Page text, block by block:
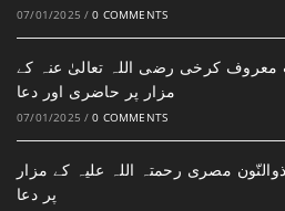
07/01/2025 / 0 COMMENTS
کرخی رضی اللہ تعالیٰ عنہ کے
مزار پر حاضری اور دعا
07/01/2025 / 0 COMMENTS
مصری رحمتہ اللہ علیہ کے مزار
پر دعا